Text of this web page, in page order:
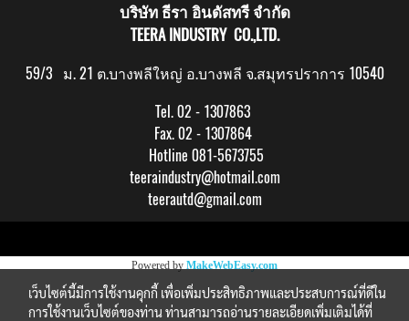
บริษัท ธีรา อินดัสทรี จำกัด
TEERA INDUSTRY CO.,LTD.
59/3 ม. 21 ต.บางพลีใหญ่ อ.บางพลี จ.สมุทรปราการ 10540
Tel. 02 - 1307863
Fax. 02 - 1307864
Hotline 081-5673755
teeraindustry@hotmail.com
teerautd@gmail.com
Powered by MakeWebEasy.com
เว็บไซต์นี้มีการใช้งานคุกกี้ เพื่อเพิ่มประสิทธิภาพและประสบการณ์ที่ดีใน
การใช้งานเว็บไซต์ของท่าน ท่านสามารถอ่านรายละเอียดเพิ่มเติมได้ที่